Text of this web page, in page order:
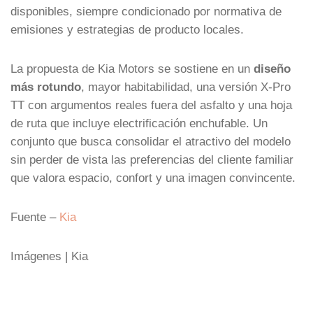
disponibles, siempre condicionado por normativa de
emisiones y estrategias de producto locales.
La propuesta de Kia Motors se sostiene en un diseño
más rotundo, mayor habitabilidad, una versión X-Pro
TT con argumentos reales fuera del asfalto y una hoja
de ruta que incluye electrificación enchufable. Un
conjunto que busca consolidar el atractivo del modelo
sin perder de vista las preferencias del cliente familiar
que valora espacio, confort y una imagen convincente.
Fuente – Kia
Imágenes | Kia